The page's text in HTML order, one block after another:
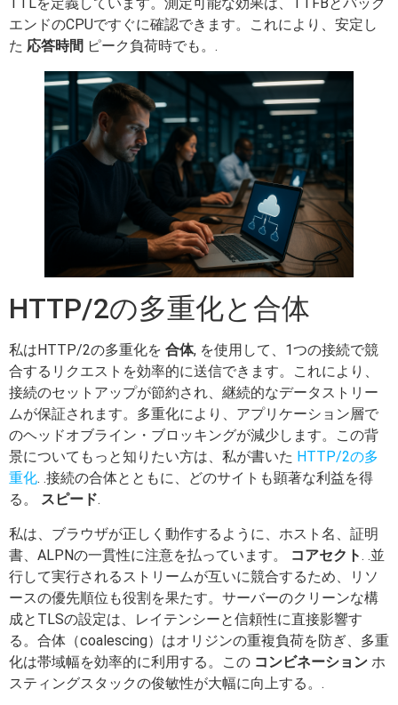
エンドのCPUですぐに確認できます。これにより、安定し
た 応答時間 ピーク負荷時でも。.
HTTP/2の多重化と合体
私はHTTP/2の多重化を 合体, を使用して、1つの接続で競
合するリクエストを効率的に送信できます。これにより、
接続のセットアップが節約され、継続的なデータストリー
ムが保証されます。多重化により、アプリケーション層で
のヘッドオブライン・ブロッキングが減少します。この背
景についてもっと知りたい方は、私が書いた HTTP/2の多
重化. .接続の合体とともに、どのサイトも顕著な利益を得
る。 スピード.
私は、ブラウザが正しく動作するように、ホスト名、証明
書、ALPNの一貫性に注意を払っています。
コアセクト . .並
行して実行されるストリームが互いに競合するため、リソ
ースの優先順位も役割を果たす。サーバーのクリーンな構
成とTLSの設定は、レイテンシーと信頼性に直接影響す
る。合体（coalescing）はオリジンの重複負荷を防ぎ、多重
化は帯域幅を効率的に利用する。この コンビネーション ホ
スティングスタックの俊敏性が大幅に向上する。.